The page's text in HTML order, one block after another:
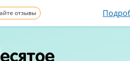
отзывы